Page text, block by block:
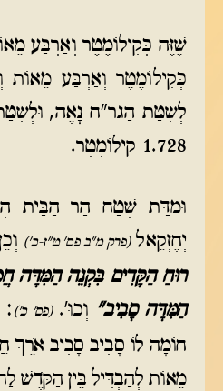
שֶׁזֶּה כְּקִילוֹמֶטֶר וְאַרְבַּע
כְּקִילוֹמֶטֶר וְאַרְבַּע
לְשִׁטַּת הַגר"ח נָאֶה,
1.728 קִילוֹמֶטֶר.
וּמִדַּת שֶׁטַח הַר הַבַּיִת
יְחֶזְקֵאל(פרק מ"ב פס' ט"ז-כ')
רוּחַ הַקָּדִים בִּקְנֵה הַמִּדָּה
הַמִּדָּה סָבִיב" וְכוּ'.(פס' כ') :
חוֹמָה לוֹ סָבִיב סָבִיב
מֵאוֹת לְהַבְדִּיל בֵּין הַקֹּדֶשׁ